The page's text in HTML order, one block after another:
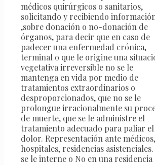
médicos quirúrgicos o sanitarios,
solicitando y recibiendo
,sobre donación o no-donación de
órganos, para decir que en caso de
padecer una enfermedad crónica,
terminal o que le origine una
vegetativa irreversible no se le
mantenga en vida por medio de
tratamientos extraordinarios o
desproporcionados, que no se le
prolongue irracionalmente su
de muerte, que se le administre el
tratamiento adecuado para paliar el
dolor. Representación ante médicos,
hospitales, residencias asistenciales.
se le interne o No en una